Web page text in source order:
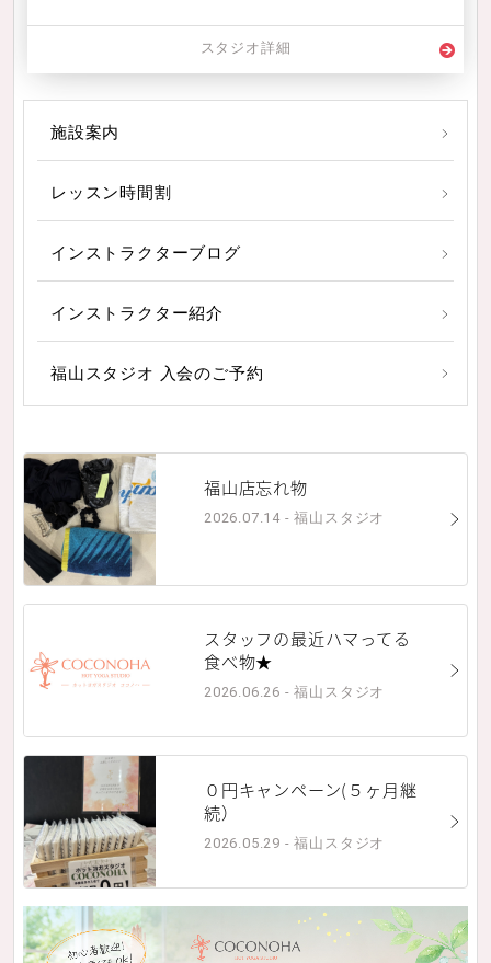
スタジオ詳細
施設案内
レッスン時間割
インストラクターブログ
インストラクター紹介
福山スタジオ 入会のご予約
福山店忘れ物
2026.07.14 - 福山スタジオ
スタッフの最近ハマってる
食べ物★
2026.06.26 - 福山スタジオ
０円キャンペーン(５ヶ月継
続）
2026.05.29 - 福山スタジオ